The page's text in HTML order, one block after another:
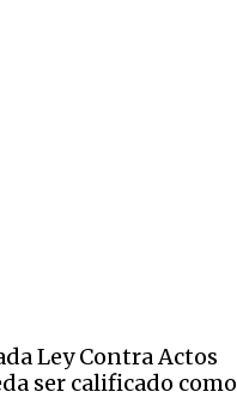
Ley Contra Actos
ser calificado como